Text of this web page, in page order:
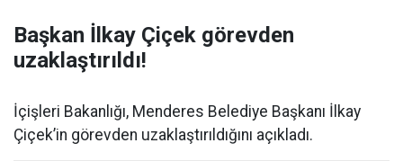
Başkan İlkay Çiçek görevden
uzaklaştırıldı!
İçişleri Bakanlığı, Menderes Belediye Başkanı İlkay
Çiçek’in görevden uzaklaştırıldığını açıkladı.